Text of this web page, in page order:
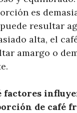
es
resultar
alta, el
amargo o
factores
de café